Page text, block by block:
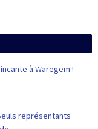
à Waregem !
représentants